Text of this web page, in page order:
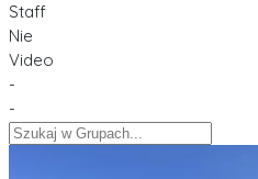
Staff
Nie
Video
-
-